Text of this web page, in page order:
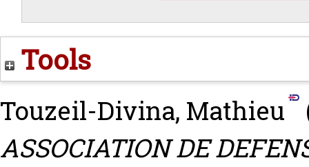
Tools
Touzeil-Divina, Mathieu
ASSOCIATION DE